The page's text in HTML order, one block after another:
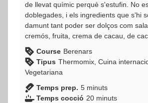
de llevat químic perquè s'estufin. No
doblegades, i els ingredients que s'hi
damunt tant poder ser dolços com
cremós, fruita, crema de cacau, de
Course Berenars
Tipus Thermomix, Cuina
Vegetariana
Temps prep. 5minuts
minuts
Temps cocció 20minuts
minuts